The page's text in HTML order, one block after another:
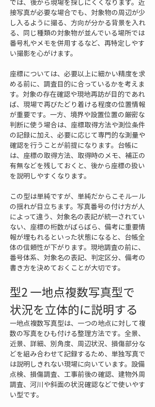
では、後から現場を探しにくくなります。近
接写真が必要な場合でも、対象物の周辺が少
し入るように撮る、方向が分かる背景を入れ
る、同じ種類の対象物が並んでいる場所では
番号札やメモを併用するなど、再特定しやす
い撮影を心がけます。
座標については、必要以上に細かい精度を求
める前に、調査目的に合っているかを考えま
す。対象の存在確認や現地再訪が目的であれ
ば、現場で再びたどり着ける程度の位置情報
が重要です。一方、境界や設置位置の厳密な
判断に使う場合は、座標取得方法や測位条件
の記録に加え、必要に応じて専門的な測量や
確認を行うことが前提になります。台帳に
は、座標の取得方法、取得時のメモ、補正の
有無などを残しておくと、後から座標の扱い
を説明しやすくなります。
この型は単純ですが、単純だからこそルール
の揺れが目立ちます。写真番号の付け方が人
によって違う、対象名の表記が統一されてい
ない、座標の桁数がばらばら、備考に重要情
報が埋もれるといった状態になると、台帳全
体の信頼性が下がります。現地調査の前に、
番号体系、対象名の表記、判定区分、備考の
書き方を決めておくことが大切です。
型2 一地点複数写真型で
状況を立体的に説明する
一地点複数写真型は、一つの地点に対して複
数の写真をひも付ける整理方法です。全景、
近景、詳細、別角度、周辺状況、損傷部分な
どを組み合わせて記録するため、単独写真で
は説明しきれない現場に向いています。設備
点検、損傷調査、工事前後の確認、建物外周
調査、河川や斜面の状況確認などで使いやす
い型です。